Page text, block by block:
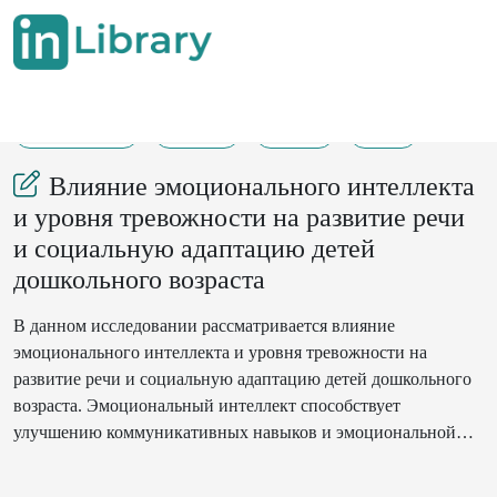
Влияние эмоционального интеллекта
и уровня тревожности на развитие речи
и социальную адаптацию детей
дошкольного возраста
В данном исследовании рассматривается влияние
эмоционального интеллекта и уровня тревожности на
развитие речи и социальную адаптацию детей дошкольного
возраста. Эмоциональный интеллект способствует
улучшению коммуникативных навыков и эмоциональной